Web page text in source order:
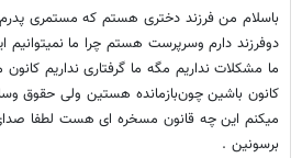
باسلام من فرزند دختری هستم که مستمری
دوفرزند دارم وسرپرست هستم چرا ما نمیتوانیم
ما مشکلات نداریم مگه ما گرفتاری نداریم
کانون باشین چون‌بازمانده هستین ولی حقوق
میکنم این چه قانون مسخره ای هست لطفا
برسونین .